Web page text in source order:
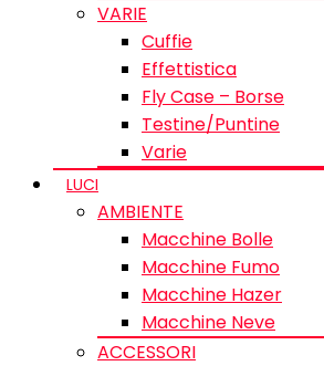
VARIE
Cuffie
Effettistica
Fly Case – Borse
Testine/Puntine
Varie
LUCI
AMBIENTE
Macchine Bolle
Macchine Fumo
Macchine Hazer
Macchine Neve
ACCESSORI